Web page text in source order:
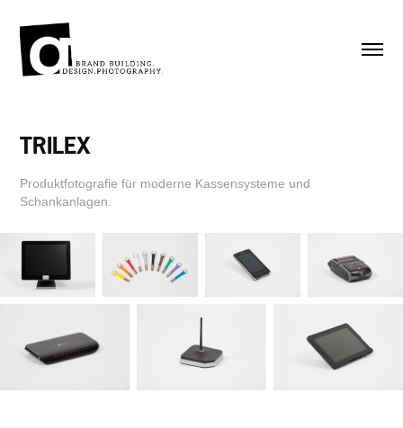
TRILEX
Produktfotografie für moderne Kassensysteme und
Schankanlagen.